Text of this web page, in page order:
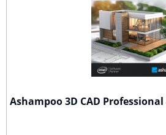
Ashampoo 3D CAD Professional